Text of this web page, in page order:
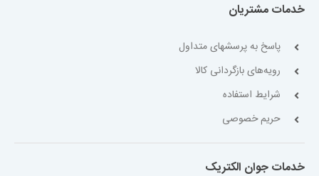
خدمات مشتریان
پاسخ به پرسشهای متداول
رویه‌های بازگردانی کالا
شرایط استفاده
حریم خصوصی
خدمات جوان الکتریک